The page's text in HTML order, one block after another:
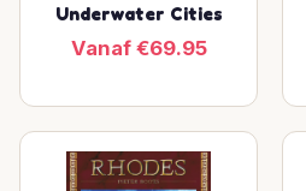
Underwater Cities
Vanaf €69.95